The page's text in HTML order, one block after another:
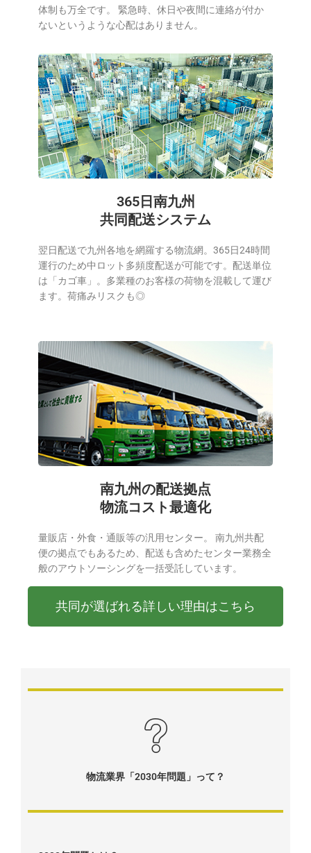
体制も万全です。 緊急時、休日や夜間に連絡が付か
ないというような心配はありません。
365日南九州
共同配送システム
翌日配送で九州各地を網羅する物流網。365日24時間
運行のため中ロット多頻度配送が可能です。配送単位
は「カゴ車」。多業種のお客様の荷物を混載して運び
ます。荷痛みリスクも◎
南九州の配送拠点
物流コスト最適化
量販店・外食・通販等の汎用センター。 南九州共配
便の拠点でもあるため、配送も含めたセンター業務全
般のアウトソーシングを一括受託しています。
共同が選ばれる詳しい理由はこちら
物流業界「2030年問題」って？